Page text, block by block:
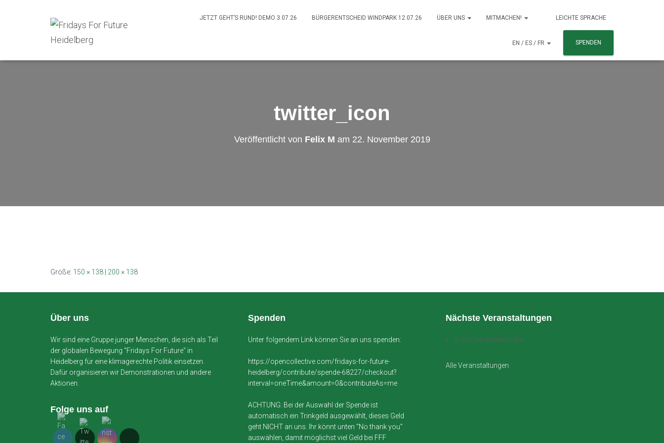
JETZT GEHT’S RUND! DEMO 3.07.26 BÜRGERENTSCHEID WINDPARK 12.07.26 ÜBER UNS MITMACHEN! LEICHTE SPRACHE
EN / ES / FR SPENDEN
twitter_icon
Veröffentlicht von Felix M am 22. November 2019
Größe: 150 × 138 200 × 138
Über uns
Wir sind eine Gruppe junger Menschen, die sich als Teil
der globalen Bewegung "Fridays For Future" in
Heidelberg für eine klimagerechte Politik einsetzen.
Dafür organisieren wir Demonstrationen und andere
Aktionen.
Folge uns auf
Spenden
Unter folgendem Link können Sie an uns spenden:
https://opencollective.com/fridays-for-future-
heidelberg/contribute/spende-68227/checkout?
interval=oneTime&amount=0&contributeAs=me
ACHTUNG: Bei der Auswahl der Spende ist
automatisch ein Trinkgeld ausgewählt, dieses Geld
geht NICHT an uns. Ihr könnt unten "No thank you"
auswählen, damit möglichst viel Geld bei FFF
Nächste Veranstaltungen
Keine Veranstaltungen
Alle Veranstaltungen